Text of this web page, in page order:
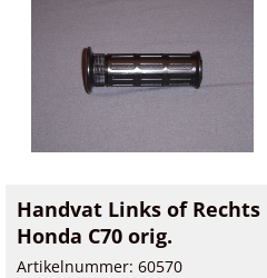
Handvat Links of Rechts
Honda C70 orig.
Artikelnummer: 60570